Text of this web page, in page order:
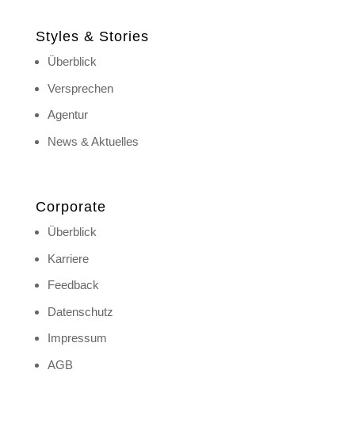
Styles & Stories
Überblick
Versprechen
Agentur
News & Aktuelles
Corporate
Überblick
Karriere
Feedback
Datenschutz
Impressum
AGB